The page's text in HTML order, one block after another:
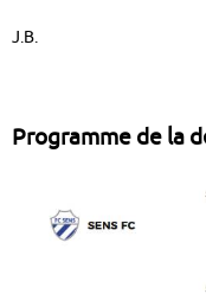
J.B.
Programme de la